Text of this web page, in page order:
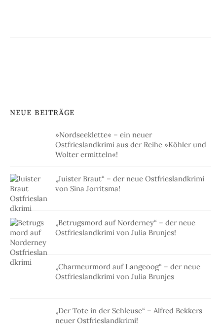
NEUE BEITRÄGE
»Nordseeklette« – ein neuer
Ostfrieslandkrimi aus der Reihe »Köhler und
Wolter ermitteln«!
„Juister Braut“ – der neue Ostfrieslandkrimi
von Sina Jorritsma!
„Betrugsmord auf Norderney“ – der neue
Ostfrieslandkrimi von Julia Brunjes!
„Charmeurmord auf Langeoog“ – der neue
Ostfrieslandkrimi von Julia Brunjes
„Der Tote in der Schleuse“ – Alfred Bekkers
neuer Ostfrieslandkrimi!